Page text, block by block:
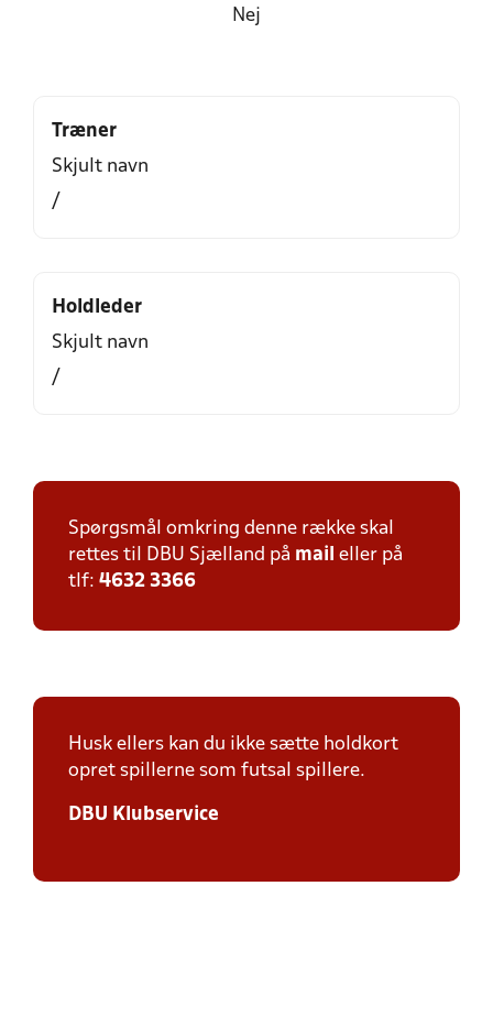
Nej
Træner
Skjult navn
/
Holdleder
Skjult navn
/
Spørgsmål omkring denne række skal
rettes til DBU Sjælland på mail eller på
tlf: 4632 3366
Husk ellers kan du ikke sætte holdkort
opret spillerne som futsal spillere.
DBU Klubservice